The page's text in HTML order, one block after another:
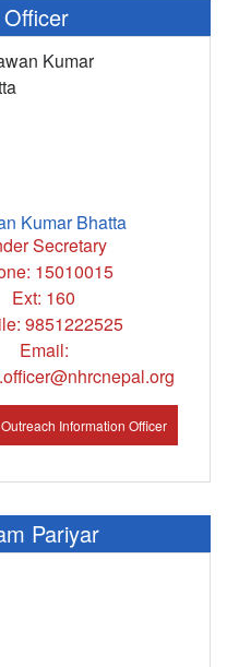
Kumar Bhatta
Secretary
15010015
Ext: 160
9851222525
Email:
Information Officer
Pariyar